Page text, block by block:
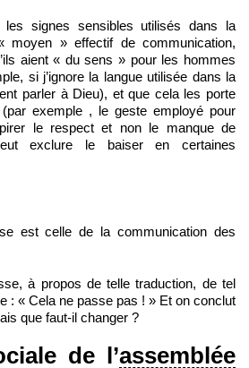
signes sensibles utilisés dans la
moyen » effectif de communication,
aient « du sens » pour les hommes
si j’ignore la langue utilisée dans la
parler à Dieu), et que cela les porte
exemple , le geste employé pour
le respect et non le manque de
exclure le baiser en certaines
est celle de la communication des
à propos de telle traduction, de tel
: « Cela ne passe pas ! » Et on conclut
que faut-il changer ?
de l’assemblée